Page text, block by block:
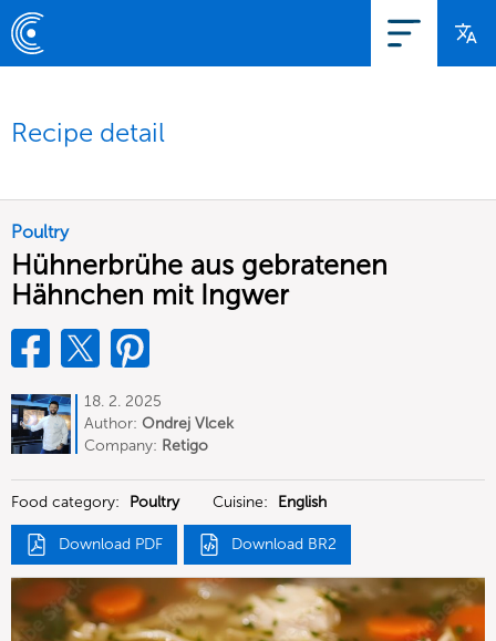
Recipe detail
Poultry
Hühnerbrühe aus gebratenen
Hähnchen mit Ingwer
18. 2. 2025
Author: Ondrej Vlcek
Company: Retigo
Food category: Poultry Cuisine: English
Download PDF Download BR2